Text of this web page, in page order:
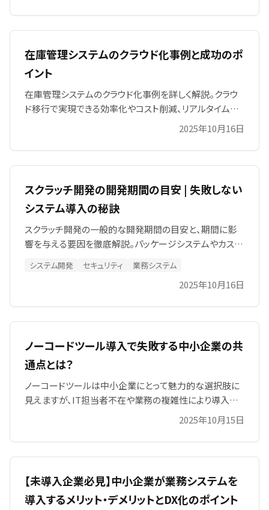
在庫管理システムのクラウド化事例と成功のポ
イント
在庫管理システムのクラウド化事例を詳しく解説。クラウ
ド移行で実現できる効率化やコスト削減、リアルタイムな
在庫管理のメリットを具体的に紹介します。また、成功事
移行時の課題についても徹底解説。クラウド化を検討する
企業にとって役立つ情報が満載です。
2025年10月16日
スクラッチ開発の開発期間の目安 | 失敗しない
システム導入の秘訣
スクラッチ開発の一般的な開発期間の目安と、期間に影
響を与える要因を徹底解説。パッケージシステムやカスタ
チ開発を実現するためのポイントを紹介。開発期間は小
規模1〜3か月、中規模3〜6か月、大規模6か月以上。要件
システム開発 セキュリティ 業務システム
2025年10月16日
ノーコードツール導入で失敗する中小企業の共
通点とは？
ノーコードツールは中小企業にとって魅力的な選択肢に
見えますが、IT担当者不在や業務の複雑性により導入後
に失敗するケースも少なくありません。本記事では、ノー
保守の課題、属人化リスクなどをわかりやすく解説。ノー
コードが有効に機能する場面と、そうでない場面を整理し
2025年10月15日
【未導入企業必見】中小企業が業務システムを
導入するメリット・デメリットとDX化のポイント